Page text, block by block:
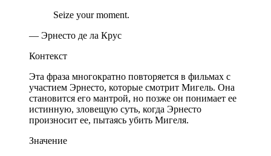
Seize your moment.
— Эрнесто де ла Крус
Контекст
Эта фраза многократно повторяется в фильмах с
участием Эрнесто, которые смотрит Мигель. Она
становится его мантрой, но позже он понимает ее
истинную, зловещую суть, когда Эрнесто
произносит ее, пытаясь убить Мигеля.
Значение